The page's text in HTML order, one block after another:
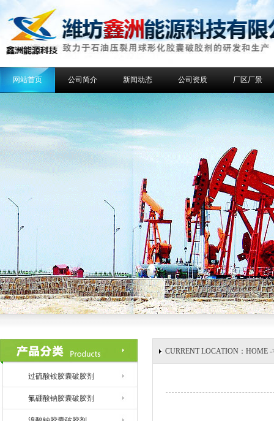
网站首页 公司简介 新闻动态 公司资质 厂区厂景
过硫酸铵胶囊破胶剂
氟硼酸钠胶囊破胶剂
CURRENT LOCATION：HOME